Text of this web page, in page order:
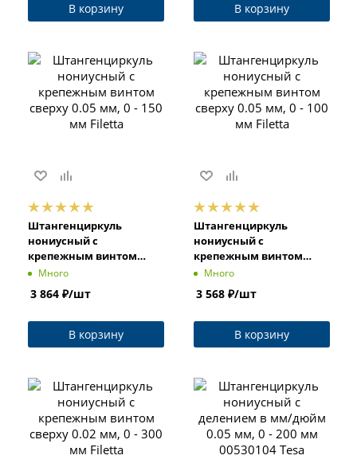
В корзину В корзину
Штангенциркуль
нониусный с
крепежным винтом
сверху 0.05 мм, 0 - 150 мм
Много
3 864 ₽/шт
В корзину
Штангенциркуль
нониусный с
крепежным винтом
сверху 0.05 мм, 0 - 100 мм
Много
3 568 ₽/шт
В корзину